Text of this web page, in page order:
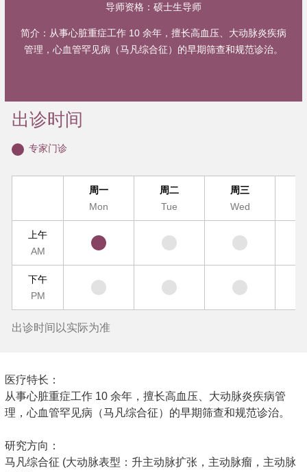
导师资格： 硕士生导师
简介： 从事心脏重症工作 10 余年，擅长高血压、大动脉炎疾病
管理，心血管罕见病（马凡综合征）的早期筛查和规范诊治。
出诊时间
专家门诊
周一
Mon
周二
Tue
周三
Wed
上午
AM
下午
PM
出诊时间以实际为准
医疗特长：
从事心脏重症工作 10 余年，擅长高血压、大动脉炎疾病管
理，心血管罕见病（马凡综合征）的早期筛查和规范诊治。
研究方向：
马凡综合征 (大动脉表型：升主动脉扩张，主动脉瘤，主动脉